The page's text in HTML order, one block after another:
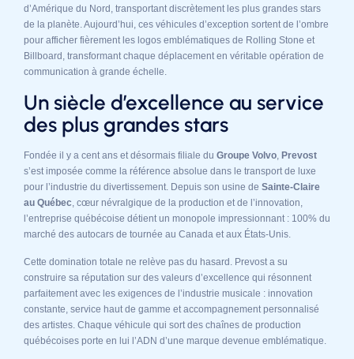
d’Amérique du Nord, transportant discrètement les plus grandes stars
de la planète. Aujourd’hui, ces véhicules d’exception sortent de l’ombre
pour afficher fièrement les logos emblématiques de Rolling Stone et
Billboard, transformant chaque déplacement en véritable opération de
communication à grande échelle.
Un siècle d’excellence au service
des plus grandes stars
Fondée il y a cent ans et désormais filiale du Groupe Volvo, Prevost
s’est imposée comme la référence absolue dans le transport de luxe
pour l’industrie du divertissement. Depuis son usine de Sainte-Claire
au Québec, cœur névralgique de la production et de l’innovation,
l’entreprise québécoise détient un monopole impressionnant : 100% du
marché des autocars de tournée au Canada et aux États-Unis.
Cette domination totale ne relève pas du hasard. Prevost a su
construire sa réputation sur des valeurs d’excellence qui résonnent
parfaitement avec les exigences de l’industrie musicale : innovation
constante, service haut de gamme et accompagnement personnalisé
des artistes. Chaque véhicule qui sort des chaînes de production
québécoises porte en lui l’ADN d’une marque devenue emblématique.